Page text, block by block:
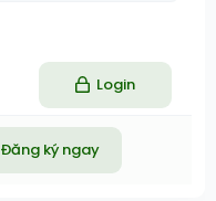
Login
Đăng ký ngay